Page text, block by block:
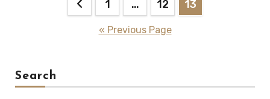
pagination
1 … 12 13
« Previous Page
Search